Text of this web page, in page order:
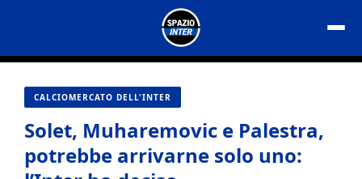
contenuto
CALCIOMERCATO DELL'INTER
Solet, Muharemovic e Palestra,
potrebbe arrivarne solo uno: